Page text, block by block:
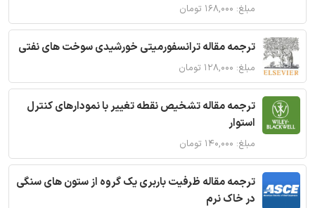
مبلغ: ۱۶۸,۰۰۰ تومان
ترجمه مقاله ترانسفورمیتی خورشیدی سوخت های نفتی
مبلغ: ۱۲۸,۰۰۰ تومان
ترجمه مقاله تشخیص نقطه تغییر با نمودارهای کنترل
استوار
مبلغ: ۱۴۰,۰۰۰ تومان
ترجمه مقاله ظرفیت باربری یک گروه از ستون های سنگی
در خاک نرم